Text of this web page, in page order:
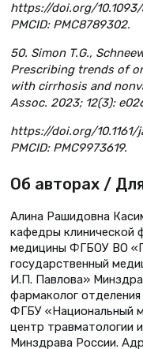
https://doi.org/
PMCID: PMC8789302.
50. Simon T.G.,
Prescribing trends of
with cirrhosis and
Assoc. 2023; 12(3):
https://doi.org/10.1161/
PMCID: PMC9973619.
Об авторах /
Алина Рашидовна
кафедры клинической
медицины ФГБОУ ВО
государственный
И.П. Павлова»
фармаколог
ФГБУ «Национальный
центр травматологии
Минздрава России.